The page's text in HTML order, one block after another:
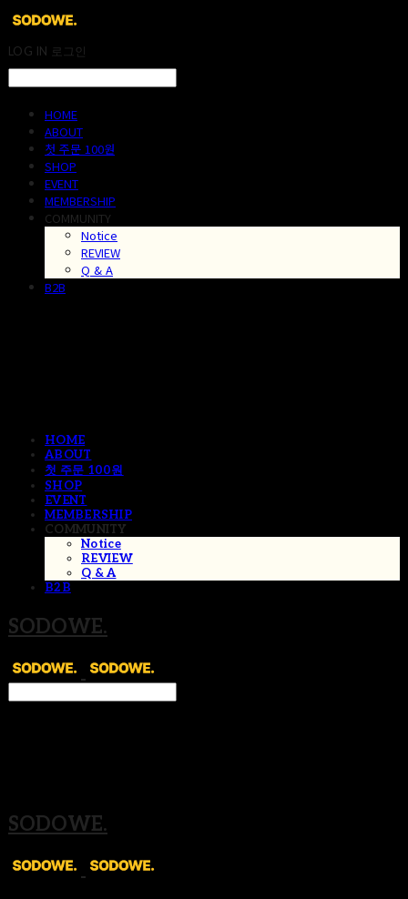
LOG IN 로그인
HOME
ABOUT
첫 주문 100원
SHOP
EVENT
MEMBERSHIP
COMMUNITY
Notice
REVIEW
Q & A
B2B
HOME
ABOUT
첫 주문 100원
SHOP
EVENT
MEMBERSHIP
COMMUNITY
Notice
REVIEW
Q & A
B2B
SODOWE.
SODOWE.